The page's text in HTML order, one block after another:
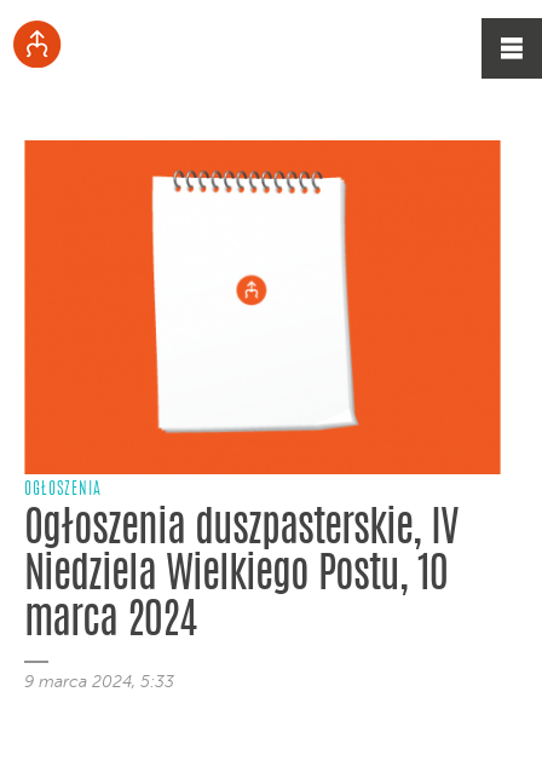
OGŁOSZENIA
Ogłoszenia duszpasterskie, IV
Niedziela Wielkiego Postu, 10
marca 2024
9 marca 2024, 5:33